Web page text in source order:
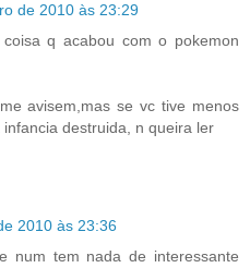
de 2010 às 23:29
q acabou com o pokemon
avisem,mas se vc tive menos
destruida, n queira ler
2010 às 23:36
num tem nada de interessante